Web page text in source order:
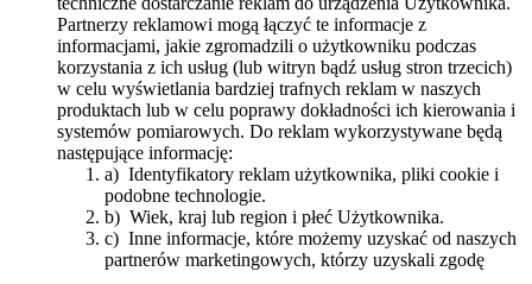
Partnerzy reklamowi mogą łączyć te informacje z
informacjami, jakie zgromadzili o użytkowniku podczas
korzystania z ich usług (lub witryn bądź usług stron trzecich)
w celu wyświetlania bardziej trafnych reklam w naszych
produktach lub w celu poprawy dokładności ich kierowania i
systemów pomiarowych. Do reklam wykorzystywane będą
następujące informację:
a) Identyfikatory reklam użytkownika, pliki cookie i
podobne technologie.
b) Wiek, kraj lub region i płeć Użytkownika.
c) Inne informacje, które możemy uzyskać od naszych
partnerów marketingowych, którzy uzyskali zgodę